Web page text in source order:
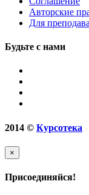
Авторские
Для
Будьте с нами
2014 © Курсотека
×
Присоединяйся!